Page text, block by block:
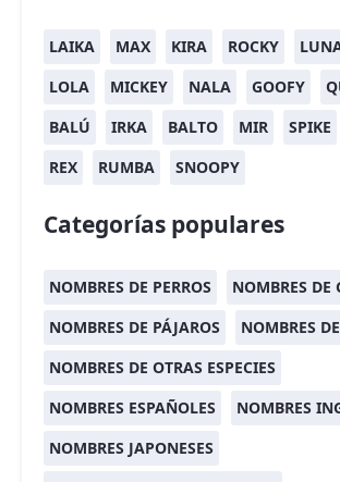
LAIKA MAX KIRA ROCKY
LOLA
MICKEY NALA GOOFY
BALÚ
IRKA BALTO MIR SPIKE
REX
RUMBA SNOOPY
Categorías populares
NOMBRES DE PERROS
NOMBRES DE
NOMBRES DE PÁJAROS
NOMBRES
NOMBRES DE OTRAS ESPECIES
NOMBRES ESPAÑOLES
NOMBRES
NOMBRES JAPONESES